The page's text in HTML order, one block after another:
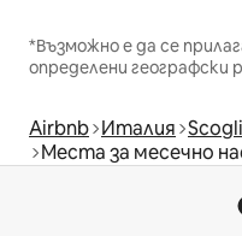
*Възможно е да се
определени географски
Airbnb Италия
Места за месечно